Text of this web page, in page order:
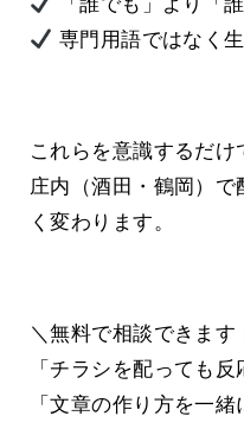
「誰でも」より「
専門用語ではなく
これらを意識するだけ
庄内（酒田・鶴岡）で
く変わります。
＼無料で相談できます
「チラシを配っても反
「文章の作り方を一緒